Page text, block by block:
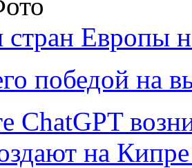
Европы
победой на
ChatGPT
на Кипре